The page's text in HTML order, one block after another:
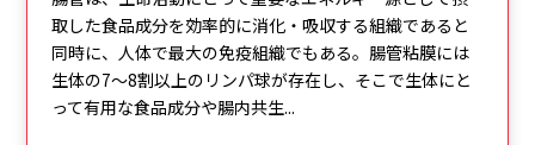
取した食品成分を効率的に消化・吸収する組織であると
同時に、人体で最大の免疫組織でもある。腸管粘膜には
生体の7～8割以上のリンパ球が存在し、そこで生体にと
って有用な食品成分や腸内共生...